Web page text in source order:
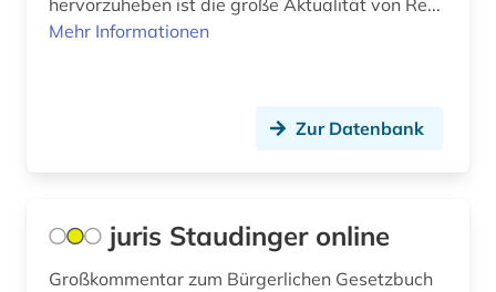
e-learning (1)
hervorzuheben ist die große Aktualität von Re...
Mehr Informationen
Zur Datenbank
juris Staudinger online
Großkommentar zum Bürgerlichen Gesetzbuch